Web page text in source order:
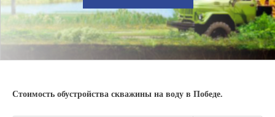
Стоимость обустройства скважины на воду в Победе.